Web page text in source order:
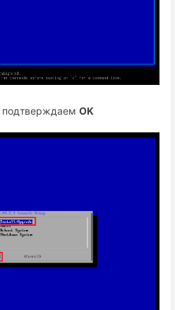
подтверждаем OK